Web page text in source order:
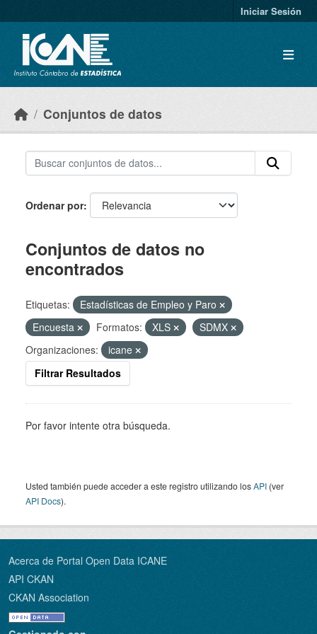
Iniciar Sesión
Conjuntos de datos
Ordenar por
Conjuntos de datos no
encontrados
Etiquetas:
Estadísticas de Empleo y Paro
Encuesta
Formatos: XLS
SDMX
Organizaciones:
icane
Filtrar Resultados
Por favor intente otra búsqueda.
Usted también puede acceder a este registro utilizando losAPI (ver
API Docs).
Acerca de Portal Open Data ICANE
API CKAN
CKAN Association